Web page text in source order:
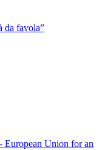
da favola”
European Union for an